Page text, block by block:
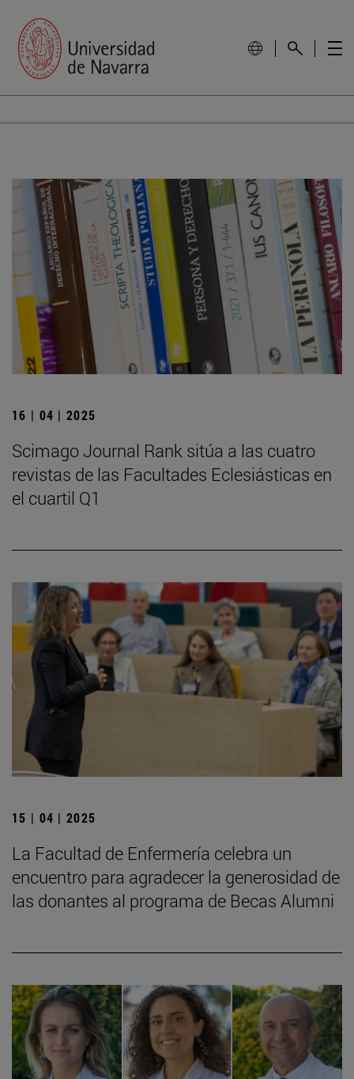
16 | 04 | 2025
Scimago Journal Rank sitúa a las cuatro
revistas de las Facultades Eclesiásticas en
el cuartil Q1
15 | 04 | 2025
La Facultad de Enfermería celebra un
encuentro para agradecer la generosidad de
las donantes al programa de Becas Alumni